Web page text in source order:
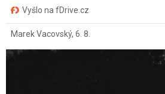
Vyšlo na fDrive.cz
Marek Vacovský, 6. 8.